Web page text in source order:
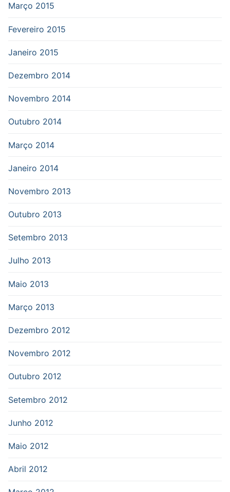
Março 2015
Fevereiro 2015
Janeiro 2015
Dezembro 2014
Novembro 2014
Outubro 2014
Março 2014
Janeiro 2014
Novembro 2013
Outubro 2013
Setembro 2013
Julho 2013
Maio 2013
Março 2013
Dezembro 2012
Novembro 2012
Outubro 2012
Setembro 2012
Junho 2012
Maio 2012
Abril 2012